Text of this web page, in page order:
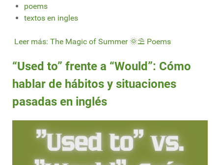
poems
textos en ingles
Leer más: The Magic of Summer 🌞⛱ Poems
“Used to” frente a “Would”: Cómo
hablar de hábitos y situaciones
pasadas en inglés